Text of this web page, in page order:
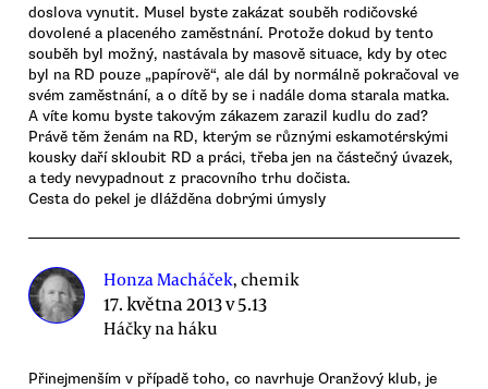
doslova vynutit. Musel byste zakázat souběh rodičovské
dovolené a placeného zaměstnání. Protože dokud by tento
souběh byl možný, nastávala by masově situace, kdy by otec
byl na RD pouze „papírově“, ale dál by normálně pokračoval ve
svém zaměstnání, a o dítě by se i nadále doma starala matka.
A víte komu byste takovým zákazem zarazil kudlu do zad?
Právě těm ženám na RD, kterým se různými eskamotérskými
kousky daří skloubit RD a práci, třeba jen na částečný úvazek,
a tedy nevypadnout z pracovního trhu dočista.
Cesta do pekel je dlážděna dobrými úmysly
Honza Macháček, chemik
17. května 2013 v 5.13
Háčky na háku
Přinejmenším v případě toho, co navrhuje Oranžový klub, je